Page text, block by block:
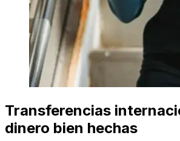
Transferencias
dinero bien hechas